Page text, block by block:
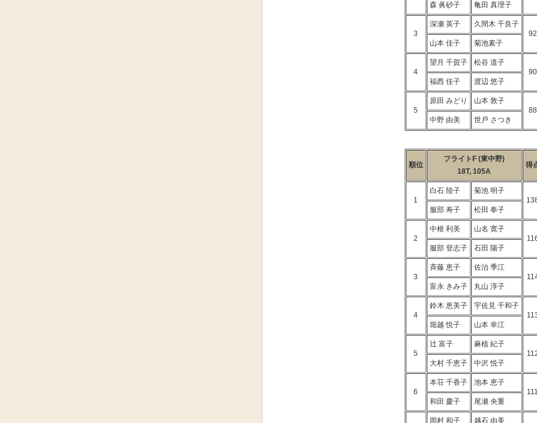
森 眞砂子
亀田 真理子
3
深瀬 英子
久間木 千良子
92
山本 佳子
菊池素子
4
望月 千賀子
松谷 道子
90
福西 佳子
渡辺 悠子
5
原田 みどり
山本 敦子
88
中野 由美
世戸 さつき
順位
フライトF (東中野)
18T, 105A
得
1
白石 陸子
菊池 明子
服部 寿子
松田 奉子
2
中根 利美
山名 寛子
服部 登志子
石田 陽子
3
斉藤 恵子
佐治 季江
富永 きみ子
丸山 淳子
4
鈴木 恵美子
宇佐見 千和子
堀越 悦子
山本 幸江
5
辻 富子
麻植 紀子
大村 千恵子
中沢 悦子
6
本荘 千香子
池本 恵子
111
和田 慶子
尾瀬 央重
岡村 和子 越石 由美